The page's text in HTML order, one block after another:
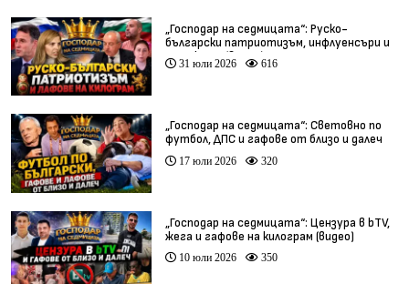
„Господар на седмицата“: Руско-
български патриотизъм, инфлуенсъри и
тарикати (видео)
31 юли 2026 616
„Господар на седмицата“: Световно по
футбол, ДПС и гафове от близо и далеч
17 юли 2026 320
„Господар на седмицата“: Цензура в bTV,
жега и гафове на килограм (видео)
10 юли 2026 350